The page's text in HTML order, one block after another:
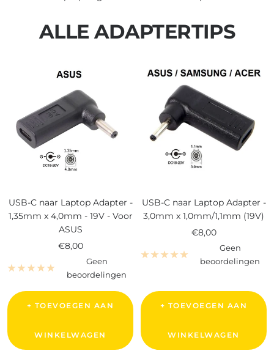
ALLE ADAPTERTIPS
USB-C naar Laptop Adapter -
1,35mm x 4,0mm - 19V - Voor
ASUS
Verkoopprijs
€8,00
Geen
beoordelingen
+ TOEVOEGEN AAN
WINKELWAGEN
USB-C naar Laptop Adapter -
3,0mm x 1,0mm/1,1mm (19V)
Verkoopprijs
€8,00
Geen
beoordelingen
+ TOEVOEGEN AAN
WINKELWAGEN